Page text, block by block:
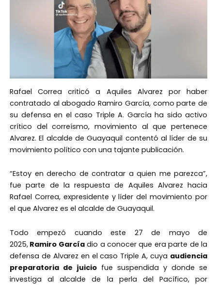
Rafael Correa criticó a Aquiles Alvarez por haber
contratado al abogado Ramiro García, como parte de
su defensa en el caso Triple A. García ha sido activo
crítico del correísmo, movimiento al que pertenece
Alvarez. El alcalde de Guayaquil contentó al líder de su
movimiento político con una tajante publicación.
“Estoy en derecho de contratar a quien me parezca”,
fue parte de la respuesta de Aquiles Alvarez hacia
Rafael Correa, expresidente y líder del movimiento por
el que Alvarez es el alcalde de Guayaquil.
Todo empezó cuando este 27 de mayo de
2025, Ramiro Garcíadio a conocer que era parte de la
defensa de Alvarez en el caso Triple A, cuya audiencia
preparatoria de juicio fue suspendida y donde se
investiga al alcalde de la perla del Pacífico, por